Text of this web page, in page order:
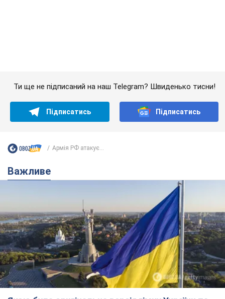
Якою була оригінальна версія гімну України та
чому її боялася Російська імперія: про це не
Державним символом є тільки перший куплет та приспів пісні
5 часов назад 25,1 т.
Олександру Пономарьову – 53: що
відомо про трьох дітей секс-
символа 90-х та який вигляд вони
За розвитком кар'єри артист не забував про